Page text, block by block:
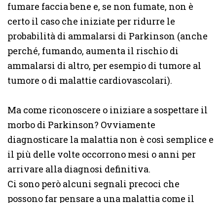
fumare faccia bene e, se non fumate, non è
certo il caso che iniziate per ridurre le
probabilità di ammalarsi di Parkinson (anche
perché, fumando, aumenta il rischio di
ammalarsi di altro, per esempio di tumore al
tumore o di malattie cardiovascolari).
Ma come riconoscere o iniziare a sospettare il
morbo di Parkinson? Ovviamente
diagnosticare la malattia non è così semplice e
il più delle volte occorrono mesi o anni per
arrivare alla diagnosi definitiva.
Ci sono però alcuni segnali precoci che
possono far pensare a una malattia come il